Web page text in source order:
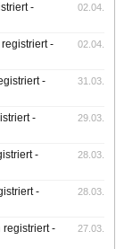
02.04.
-
02.04.
-
31.03.
-
29.03.
-
28.03.
-
28.03.
-
27.03.
registriert -